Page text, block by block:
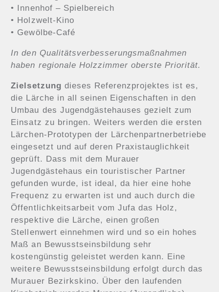
• Innenhof – Spielbereich
• Holzwelt-Kino
• Gewölbe-Café
In den Qualitätsverbesserungsmaßnahmen
haben regionale Holzzimmer oberste Priorität.
Zielsetzung dieses Referenzprojektes ist es,
die Lärche in all seinen Eigenschaften in den
Umbau des Jugendgästehauses gezielt zum
Einsatz zu bringen. Weiters werden die ersten
Lärchen-Prototypen der Lärchenpartnerbetriebe
eingesetzt und auf deren Praxistauglichkeit
geprüft. Dass mit dem Murauer
Jugendgästehaus ein touristischer Partner
gefunden wurde, ist ideal, da hier eine hohe
Frequenz zu erwarten ist und auch durch die
Öffentlichkeitsarbeit vom Jufa das Holz,
respektive die Lärche, einen großen
Stellenwert einnehmen wird und so ein hohes
Maß an Bewusstseinsbildung sehr
kostengünstig geleistet werden kann. Eine
weitere Bewusstseinsbildung erfolgt durch das
Murauer Bezirkskino. Über den laufenden